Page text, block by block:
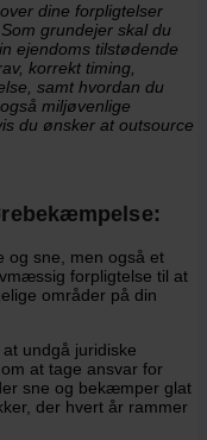
dine forpligtelser
grundejer skal du
ejendoms tilstødende
korrekt timing,
samt hvordan du
miljøvenlige
du ønsker at outsource
og sne, men også et
forpligtelse til at
områder på din
undgå juridiske
at tage ansvar for
sne og bekæmper glat
der hvert år rammer